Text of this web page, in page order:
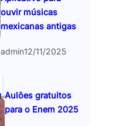
ouvir músicas
mexicanas antigas
admin12/11/2025
Aulões gratuitos
para o Enem 2025